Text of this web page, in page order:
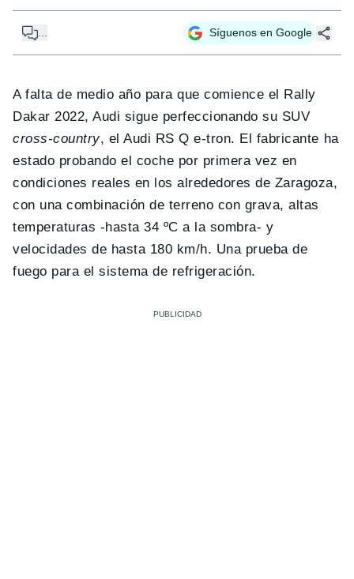
... Síguenos en Google
A falta de medio año para que comience el Rally
Dakar 2022, Audi sigue perfeccionando su SUV
cross-country, el Audi RS Q e-tron. El fabricante ha
estado probando el coche por primera vez en
condiciones reales en los alrededores de Zaragoza,
con una combinación de terreno con grava, altas
temperaturas -hasta 34 ºC a la sombra- y
velocidades de hasta 180 km/h. Una prueba de
fuego para el sistema de refrigeración.